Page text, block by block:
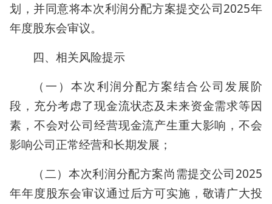
划，并同意将本次利润分配方案提交公司2025年
年度股东会审议。
四、相关风险提示
（一）本次利润分配方案结合公司发展阶
段，充分考虑了现金流状态及未来资金需求等因
素，不会对公司经营现金流产生重大影响，不会
影响公司正常经营和长期发展；
（二）本次利润分配方案尚需提交公司2025
年年度股东会审议通过后方可实施，敬请广大投